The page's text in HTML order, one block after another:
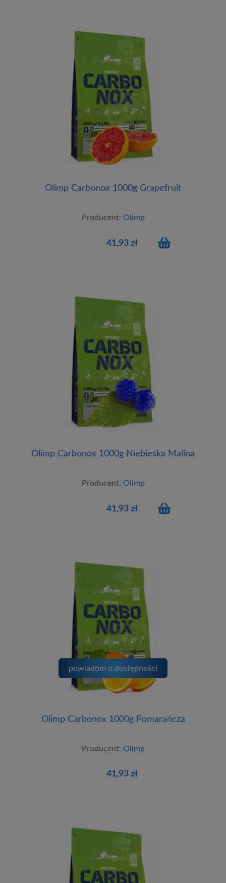
Olimp Carbonox 1000g Grapefruit
Producent: Olimp
41,93 zł
Olimp Carbonox 1000g Niebieska Malina
Producent: Olimp
41,93 zł
Olimp Carbonox 1000g Pomarańcza
Producent: Olimp
41,93 zł
powiadom o dostępności